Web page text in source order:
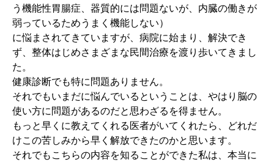
う機能性胃腸症、器質的には問題ないが、内臓の働きが
弱っているためうまく機能しない）
に悩まされてきていますが、病院に始まり、解決でき
ず、整体はじめさまざまな民間治療を渡り歩いてきまし
た。
健康診断でも特に問題ありません。
それでもいまだに悩んでいるということは、やはり脳の
使い方に問題があるのだと思わざるを得ません。
もっと早くに教えてくれる医者がいてくれたら、どれだ
けこの苦しみから早く解放できたのかと思います。
それでもこちらの内容を知ることができた私は、本当に